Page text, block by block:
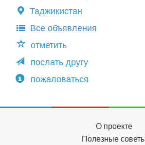
Таджикистан
Все объявления
отметить
послать другу
пожаловаться
О проекте
Полезные